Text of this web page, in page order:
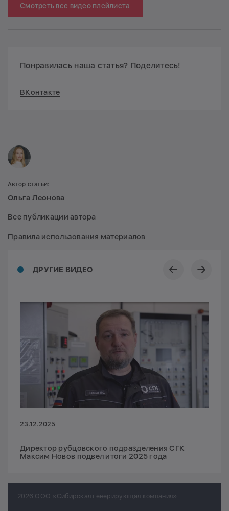
Смотреть все видео плейлиста
Понравилась наша статья? Поделитесь!
ВКонтакте
ДРУГИЕ ВИДЕО
23.12.2025
Директор рубцовского подразделения СГК
Максим Новов подвел итоги 2025 года
Автор статьи:
Ольга Леонова
Все публикации автора
Правила использования материалов
2026 ООО «Сибирская генерирующая компания»